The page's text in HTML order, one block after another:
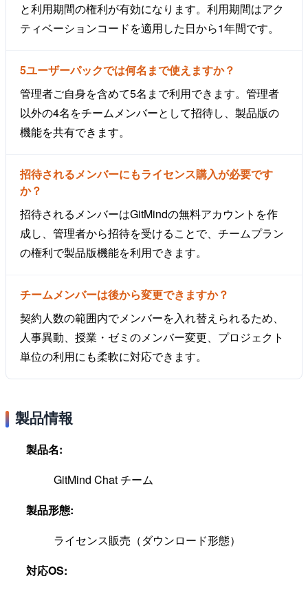
と利用期間の権利が有効になります。利用期間はアク
ティベーションコードを適用した日から1年間です。
5ユーザーパックでは何名まで使えますか？
管理者ご自身を含めて5名まで利用できます。管理者
以外の4名をチームメンバーとして招待し、製品版の
機能を共有できます。
招待されるメンバーにもライセンス購入が必要です
か？
招待されるメンバーはGitMindの無料アカウントを作
成し、管理者から招待を受けることで、チームプラン
の権利で製品版機能を利用できます。
チームメンバーは後から変更できますか？
契約人数の範囲内でメンバーを入れ替えられるため、
人事異動、授業・ゼミのメンバー変更、プロジェクト
単位の利用にも柔軟に対応できます。
製品情報
製品名:
GitMind Chat チーム
製品形態:
ライセンス販売（ダウンロード形態）
対応OS: